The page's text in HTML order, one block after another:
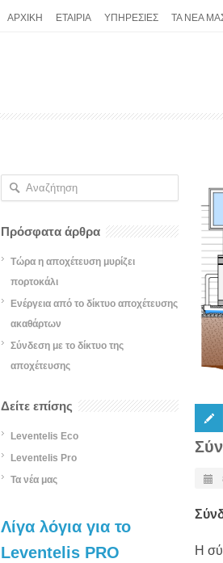
ΑΡΧΙΚΗ ΕΤΑΙΡΙΑ ΥΠΗΡΕΣΙΕΣ ΤΑ ΝΕΑ
Η
Πρόσφατα άρθρα
Τώρα η αποχέτευση μυρίζει
πορτοκάλι
Ενέργεια από το δίκτυο αποχέτευσης
ακαθάρτων
Σύνδεση με το δίκτυο της
αποχέτευσης
Δείτε επίσης
Leventelis Eco
Leventelis Pro
Τα νέα μας
Λίγα λόγια για το
Leventelis PRO